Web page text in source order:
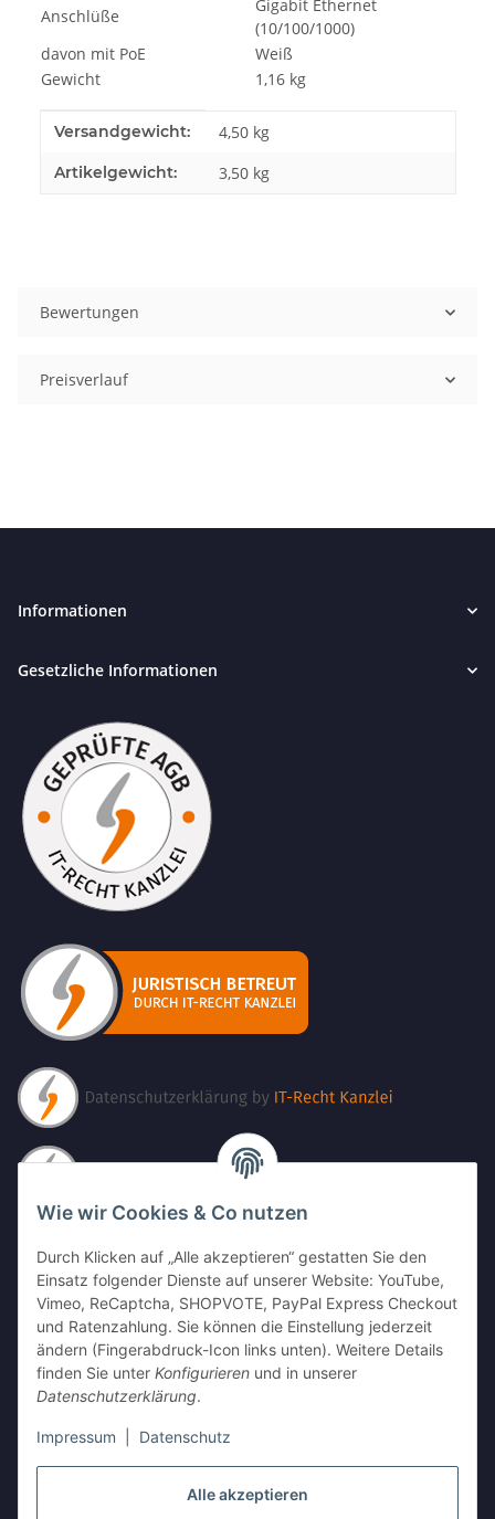
Alle akzeptieren
Wie wir Cookies & Co nutzen
Durch Klicken auf „Alle akzeptieren“ gestatten Sie den
Einsatz folgender Dienste auf unserer Website: YouTube,
Vimeo, ReCaptcha, SHOPVOTE, PayPal Express Checkout
und Ratenzahlung. Sie können die Einstellung jederzeit
ändern (Fingerabdruck-Icon links unten). Weitere Details
finden Sie unter Konfigurieren und in unserer
Datenschutzerklärung.
Impressum Datenschutz
Anschlüße
Gigabit Ethernet
(10/100/1000)
davon mit PoE
Weiß
Gewicht
1,16 kg
Produkteigenschaft
Wert
Versandgewicht: 4,50 kg
Artikelgewicht: 3,50 kg
Bewertungen
Preisverlauf
Informationen
Gesetzliche Informationen